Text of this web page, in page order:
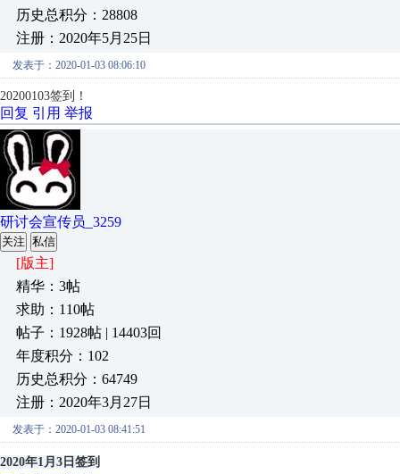
历史总积分：28808
注册：2020年5月25日
发表于：2020-01-03 08:06:10
20200103签到！
回复 引用 举报
研讨会宣传员_3259
关注 私信
[版主]
精华：3帖
求助：110帖
帖子：1928帖 | 14403回
年度积分：102
历史总积分：64749
注册：2020年3月27日
发表于：2020-01-03 08:41:51
2020年1月3日签到